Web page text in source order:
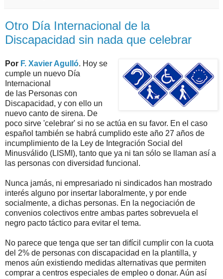
Otro Día Internacional de la
Discapacidad sin nada que celebrar
Por F. Xavier Agulló. Hoy se
cumple un nuevo Día
Internacional
de las Personas con
Discapacidad, y con ello un
nuevo canto de sirena. De
poco sirve 'celebrar' si no se actúa en su favor. En el caso
español también se habrá cumplido este año 27 años de
incumplimiento de la Ley de Integración Social del
Minusválido (LISMI), tanto que ya ni tan sólo se llaman así a
las personas con diversidad funcional.
Nunca jamás, ni empresariado ni sindicados han mostrado
interés alguno por insertar laboralmente, y por ende
socialmente, a dichas personas. En la negociación de
convenios colectivos entre ambas partes sobrevuela el
negro pacto táctico para evitar el tema.
No parece que tenga que ser tan difícil cumplir con la cuota
del 2% de personas con discapacidad en la plantilla, y
menos aún existiendo medidas alternativas que permiten
comprar a centros especiales de empleo o donar. Aún así